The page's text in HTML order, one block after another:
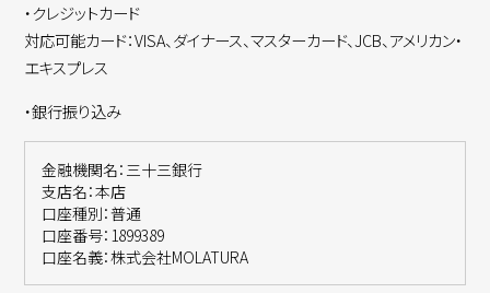
・クレジットカード
対応可能カード：VISA、ダイナース、マスターカード、JCB、アメリカン・
エキスプレス
・銀行振り込み
金融機関名：三十三銀行
支店名：本店
口座種別：普通
口座番号：1899389
口座名義：株式会社MOLATURA